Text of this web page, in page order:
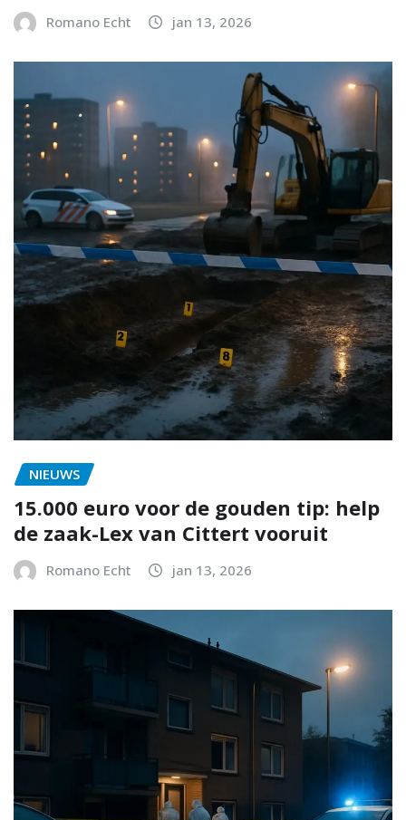
Romano Echt jan 13, 2026
NIEUWS
15.000 euro voor de gouden tip: help
de zaak-Lex van Cittert vooruit
Romano Echt jan 13, 2026